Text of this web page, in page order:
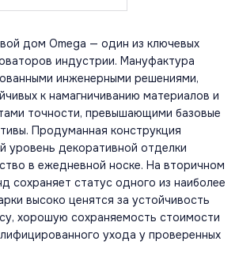
дом Omega — один из ключевых
индустрии. Мануфактура
инженерными решениями,
к намагничиванию материалов и
точности, превышающими базовые
Продуманная конструкция
уровень декоративной отделки
в ежедневной носке. На вторичном
сохраняет статус одного из наиболее
высоко ценятся за устойчивость
хорошую сохраняемость стоимости
ухода у проверенных